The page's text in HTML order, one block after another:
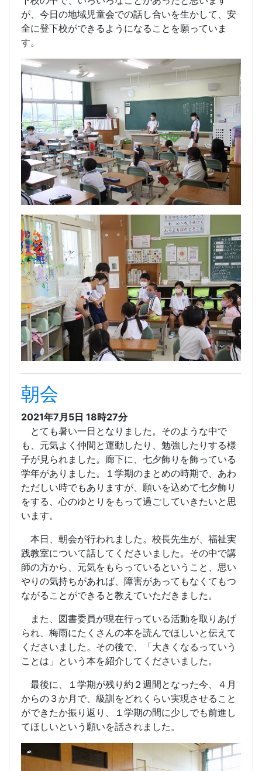
が、今日の地域児童会での話し合いを生かして、安
全に登下校ができるようになることを願っていま
す。
朝会
2021年7月5日 18時27分
とても暑い一日となりました。そのような中で
も、元気よく仲間と運動したり、勉強したりする様
子が見られました。廊下に、七夕飾りを飾っている
学年がありました。１学期のまとめの時期で、あわ
ただしい時でもありますが、願いを込めて七夕飾り
をする、心のゆとりをもって過ごしていきたいと思
います。
本日、朝会が行われました。校長先生が、福祉実
践教室について話してくださいました。その中で講
師の方から、元気をもらっているということ、思い
やりの気持ちがあれば、障害があってもなくてもつ
ながることができると教えていただきました。
また、図書委員が現在行っている活動を取りあげ
られ、梅雨にたくさんの本を読んでほしいと伝えて
くださいました。その後で、「大きくなるっていう
ことは」という本を紹介してくださいました。
最後に、１学期が残り約２週間となった今、４月
からの３か月で、級訓をどれくらい実現させること
ができたか振り返り、１学期の間に少しでも前進し
てほしいという願いを話されました。